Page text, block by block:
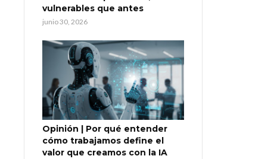
vulnerables que antes
junio 30, 2026
Opinión | Por qué entender
cómo trabajamos define el
valor que creamos con la IA